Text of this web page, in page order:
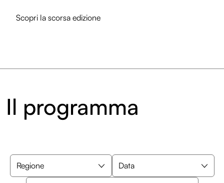
Scopri la scorsa edizione
Il programma